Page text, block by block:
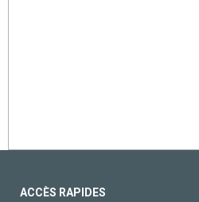
ACCÈS RAPIDES